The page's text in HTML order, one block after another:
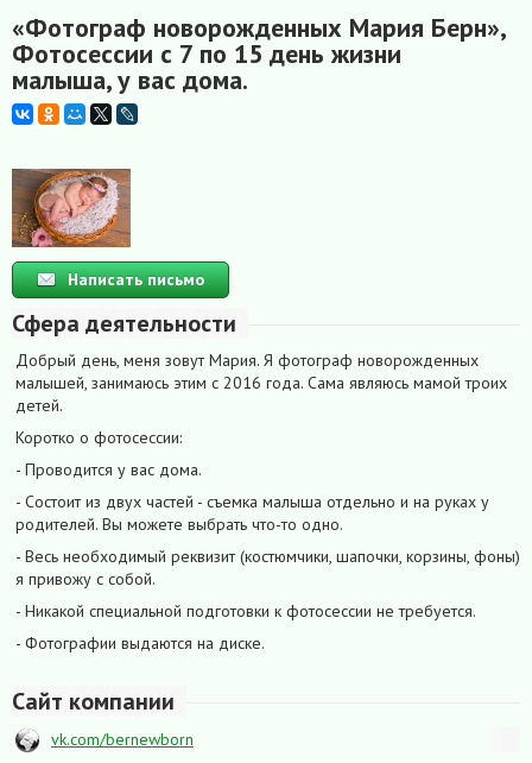
«Фотограф новорожденных Мария Берн»,
Фотосессии с 7 по 15 день жизни
малыша, у вас дома.
Написать письмо
Сфера деятельности
Добрый день, меня зовут Мария. Я фотограф новорожденных
малышей, занимаюсь этим с 2016 года. Сама являюсь мамой троих
детей.
Коротко о фотосессии:
- Проводится у вас дома.
- Состоит из двух частей - съемка малыша отдельно и на руках у
родителей. Вы можете выбрать что-то одно.
- Весь необходимый реквизит (костюмчики, шапочки, корзины, фоны)
я привожу с собой.
- Никакой специальной подготовки к фотосессии не требуется.
- Фотографии выдаются на диске.
Сайт компании
vk.com/bernewborn